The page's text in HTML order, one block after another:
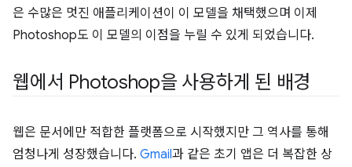
은 수많은 멋진 애플리케이션이 이 모델을 채택했으며 이제
Photoshop도 이 모델의 이점을 누릴 수 있게 되었습니다.
웹에서 Photoshop을 사용하게 된 배경
웹은 문서에만 적합한 플랫폼으로 시작했지만 그 역사를 통해
엄청나게 성장했습니다. Gmail과 같은 초기 앱은 더 복잡한 상